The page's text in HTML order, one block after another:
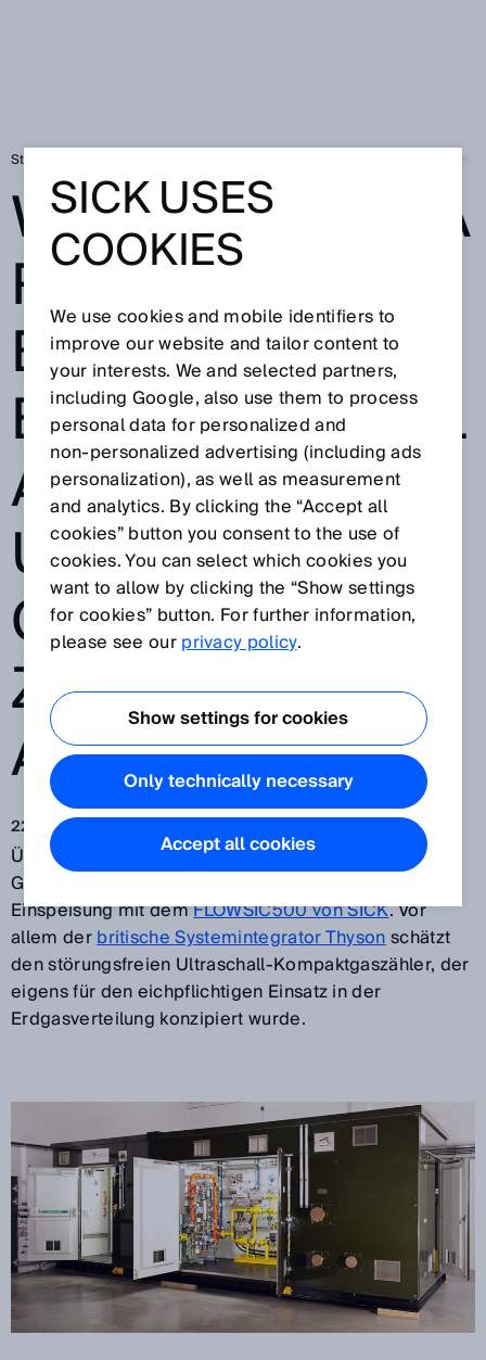
Startseite
WACHSTUMSMA
RKT BIOGAS:
BRITISCHE
BIOMETHANANL
AGEN NUTZEN
ULTRASCHALL-
GASZÄHLER
ZUR
ABRECHNUNG
22.10.2018
Über die Hälfte der rund 80 Biomethananlagen in
Großbritannien erfasst Gasmengen vor der
Einspeisung mit demFLOWSIC500 von SICK. Vor
allem derbritische Systemintegrator Thysonschätzt
den störungsfreien Ultraschall-Kompaktgaszähler, der
eigens für den eichpflichtigen Einsatz in der
Erdgasverteilung konzipiert wurde.
SICK USES
COOKIES
We use cookies and mobile identifiers to
improve our website and tailor content to
your interests. We and selected partners,
including Google, also use them to process
personal data for personalized and
non‑personalized advertising (including ads
personalization), as well as measurement
and analytics. By clicking the “Accept all
cookies” button you consent to the use of
cookies. You can select which cookies you
want to allow by clicking the “Show settings
for cookies” button. For further information,
please see ourprivacy policy.
Show settings for cookies
Only technically necessary
Accept all cookies